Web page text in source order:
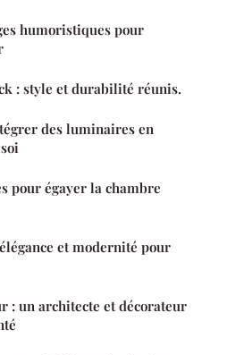
humoristiques pour
: style et durabilité réunis.
des luminaires en
pour égayer la chambre
et modernité pour
: un architecte et décorateur